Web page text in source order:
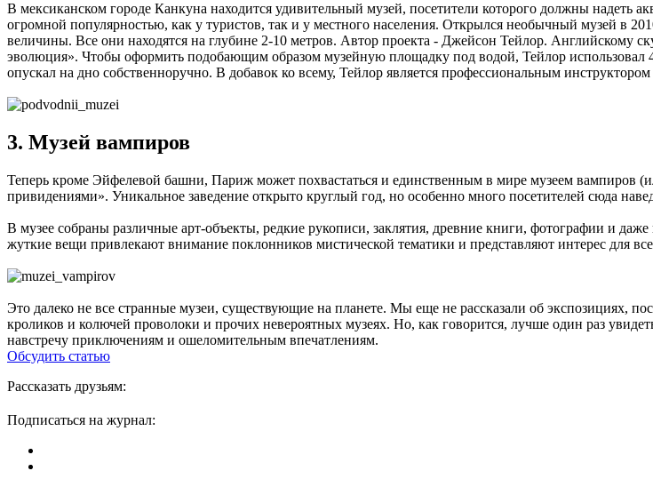
В мексиканском городе Канкуна находится удивительный музей, посетители которого должны надеть
огромной популярностью, как у туристов, так и у местного населения. Открылся необычный музей в
величины. Все они находятся на глубине 2-10 метров. Автор проекта - Джейсон Тейлор. Английскому
эволюция». Чтобы оформить подобающим образом музейную площадку под водой, Тейлор использовал
опускал на дно собственноручно. В добавок ко всему, Тейлор является профессиональным
3. Музей вампиров
Теперь кроме Эйфелевой башни, Париж может похвастаться и единственным в мире музеем вампиров
привидениями». Уникальное заведение открыто круглый год, но особенно много посетителей сюда
В музее собраны различные арт-объекты, редкие рукописи, заклятия, древние книги, фотографии и
жуткие вещи привлекают внимание поклонников мистической тематики и представляют интерес для
Это далеко не все странные музеи, существующие на планете. Мы еще не рассказали об экспозициях,
кроликов и колючей проволоки и прочих невероятных музеях. Но, как говорится, лучше один раз
навстречу приключениям и ошеломительным впечатлениям.
Обсудить статью
Рассказать друзьям:
Подписаться на журнал: